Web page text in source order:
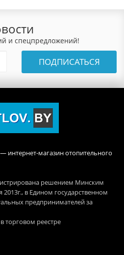
и спецпредложений!
ПОДПИСАТЬСЯ
интернет-магазин отопительного
решением Минским
в Едином государственном
предпринимателей за
торговом реестре